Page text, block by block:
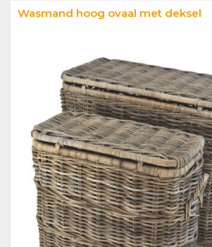
Wasmand hoog ovaal met deksel